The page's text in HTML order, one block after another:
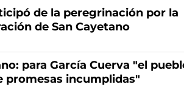
de la peregrinación por la
de San Cayetano
para García Cuerva "el
promesas incumplidas"